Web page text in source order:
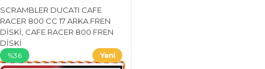
SCRAMBLER DUCATI CAFE
RACER 800 CC 17 ARKA FREN
DİSKİ, CAFE RACER 800 FREN
DİSKİ
%36